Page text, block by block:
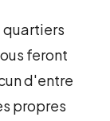
quartiers
feront
d'entre
propres